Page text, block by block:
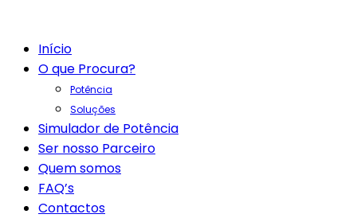
Início
O que Procura?
Potência
Soluções
Simulador de Potência
Ser nosso Parceiro
Quem somos
FAQ’s
Contactos